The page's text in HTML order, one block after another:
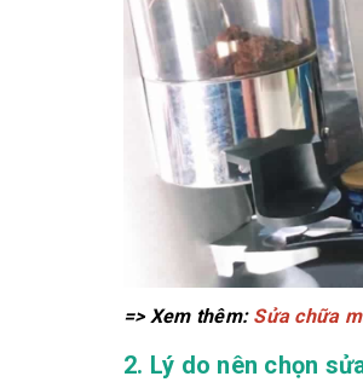
=> Xem thêm: Sửa chữa
2. Lý do nên chọn